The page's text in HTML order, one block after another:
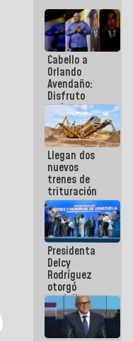
Cabello a
Orlando
Avendaño:
Disfruto
cada vez
que escribes
porque lo
que haces
es
embarrarla
Llegan dos
nuevos
trenes de
trituración
para
optimizar
manejo de
escombros
en La Guaira
Presidenta
Delcy
Rodríguez
otorgó
medalla
"Héroe de
Venezuela"
a servidores